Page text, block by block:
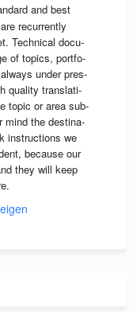
and best
recur­rently
Tech­ni­cal docu­
of topics, port­fo­
under pres­
qua­lity trans­la­ti­
topic or area sub­
mind the desti­na­
instruc­tions we
because our
they will keep